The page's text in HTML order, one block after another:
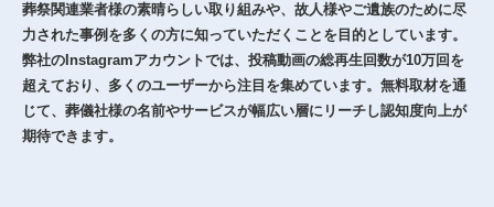
葬祭関連業者様の素晴らしい取り組みや、故人様やご遺族のために尽
力された事例を多くの方に知っていただくことを目的としています。
弊社のInstagramアカウントでは、投稿動画の総再生回数が10万回を
超えており、多くのユーザーから注目を集めています。無料取材を通
じて、葬儀社様の名前やサービスが幅広い層にリーチし認知度向上が
期待できます。